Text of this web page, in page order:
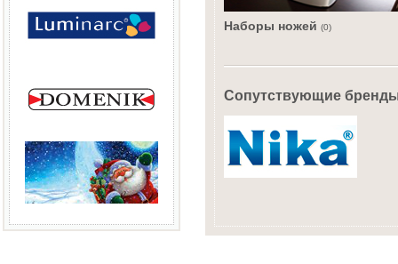
Наборы ножей (0)
Сопутствующие